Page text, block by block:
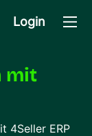
Login
mit
4Seller ERP